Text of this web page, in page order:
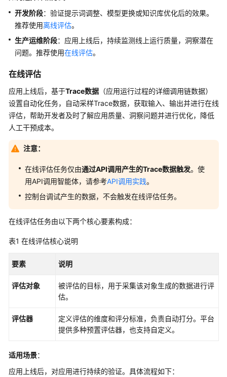
能
体
估
估
介
绍
示
快
完
成
次
能
评
务
进
开发阶段：验证提示词调整、模型更换或知识库优化后的效果。
推荐使用离线评估。
生产运维阶段：应用上线后，持续监测线上运行质量，洞察潜在
问题。推荐使用在线评估。
在线评估
应用上线后，基于Trace数据 （应用运行过程的详细调用链数据）
设置自动化任务，自动采样Trace数据，获取输入、输出并进行在线
评估，帮助开发者及时了解应用质量、洞察问题并进行优化，降低
人工干预成本。
注意：
在线评估任务仅由通过API调用产生的Trace数据触发。使
用API调用智能体，请参考API调用实践。
控制台调试产生的数据，不会触发在线评估任务。
在线评估任务由以下两个核心要素构成：
表1 在线评估核心说明
要素 说明
评估对象
被评估的目标，用于采集该对象生成的数据进行评
估。
评估器
定义评估的维度和评分标准，负责自动打分。平台
提供多种预置评估器，也支持自定义。
适用场景：
应用上线后，对应用进行持续的验证。具体流程如下：